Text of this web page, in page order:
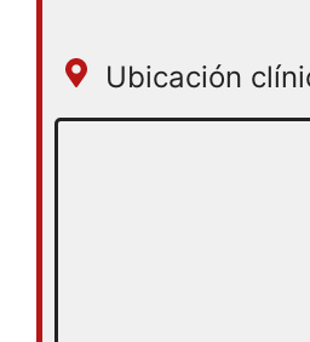
Ubicación